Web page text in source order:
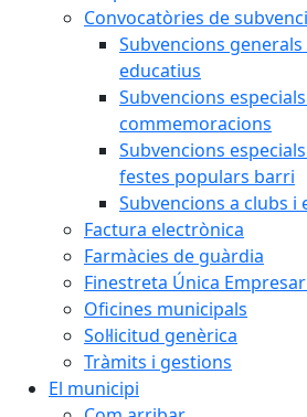
Convocatòries de
Subvencions
educatius
Subvencions
commemoracions
Subvencions
festes populars barri
Subvencions a clubs
Factura electrònica
Farmàcies de guàrdia
Finestreta Única
Oficines municipals
Sol·licitud genèrica
Tràmits i gestions
El municipi